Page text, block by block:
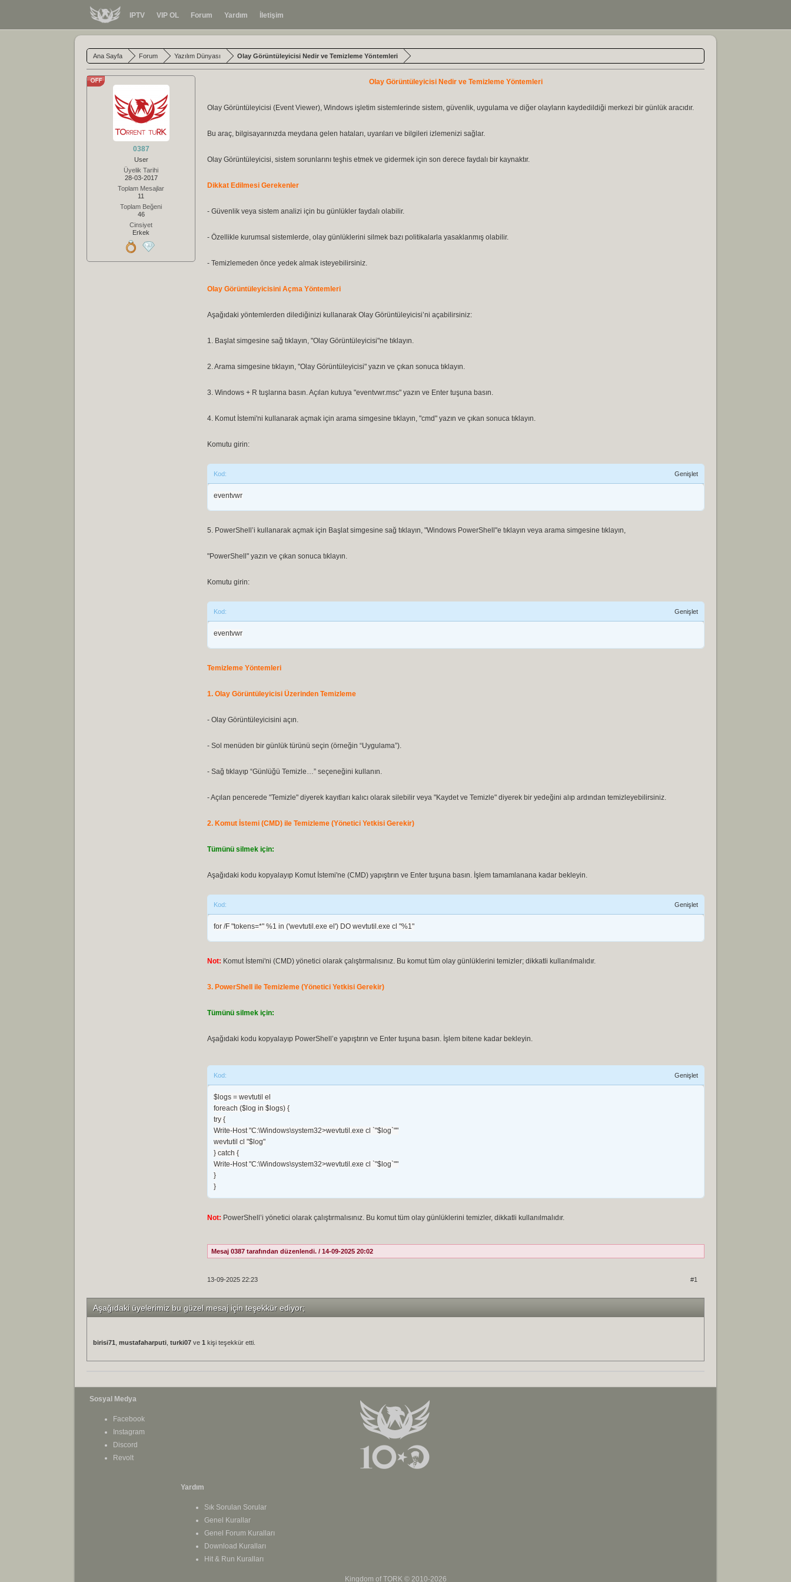
IPTV VIP OL Forum Yardım İletişim
Ana Sayfa Forum Yazılım Dünyası Olay Görüntüleyicisi Nedir ve Temizleme Yöntemleri
0387
User
Üyelik Tarihi
28-03-2017
Toplam Mesajlar
11
Toplam Beğeni
46
Cinsiyet
Erkek
Olay Görüntüleyicisi Nedir ve Temizleme Yöntemleri
Olay Görüntüleyicisi (Event Viewer), Windows işletim sistemlerinde sistem, güvenlik, uygulama ve diğer olayların kaydedildiği merkezi bir günlük aracıdır.
Bu araç, bilgisayarınızda meydana gelen hataları, uyarıları ve bilgileri izlemenizi sağlar.
Olay Görüntüleyicisi, sistem sorunlarını teşhis etmek ve gidermek için son derece faydalı bir kaynaktır.
Dikkat Edilmesi Gerekenler
- Güvenlik veya sistem analizi için bu günlükler faydalı olabilir.
- Özellikle kurumsal sistemlerde, olay günlüklerini silmek bazı politikalarla yasaklanmış olabilir.
- Temizlemeden önce yedek almak isteyebilirsiniz.
Olay Görüntüleyicisini Açma Yöntemleri
Aşağıdaki yöntemlerden dilediğinizi kullanarak Olay Görüntüleyicisi’ni açabilirsiniz:
1. Başlat simgesine sağ tıklayın, "Olay Görüntüleyicisi"ne tıklayın.
2. Arama simgesine tıklayın, "Olay Görüntüleyicisi" yazın ve çıkan sonuca tıklayın.
3. Windows + R tuşlarına basın. Açılan kutuya "eventvwr.msc" yazın ve Enter tuşuna basın.
4. Komut İstemi'ni kullanarak açmak için arama simgesine tıklayın, "cmd" yazın ve çıkan sonuca tıklayın.
Komutu girin:
Genişlet
Kod:
eventvwr
5. PowerShell’i kullanarak açmak için Başlat simgesine sağ tıklayın, "Windows PowerShell"e tıklayın veya arama simgesine tıklayın,
"PowerShell" yazın ve çıkan sonuca tıklayın.
Komutu girin:
Genişlet
Kod:
eventvwr
Temizleme Yöntemleri
1. Olay Görüntüleyicisi Üzerinden Temizleme
- Olay Görüntüleyicisini açın.
- Sol menüden bir günlük türünü seçin (örneğin “Uygulama”).
- Sağ tıklayıp “Günlüğü Temizle…” seçeneğini kullanın.
- Açılan pencerede "Temizle" diyerek kayıtları kalıcı olarak silebilir veya "Kaydet ve Temizle" diyerek bir yedeğini alıp ardından temizleyebilirsiniz.
2. Komut İstemi (CMD) ile Temizleme (Yönetici Yetkisi Gerekir)
Tümünü silmek için:
Aşağıdaki kodu kopyalayıp Komut İstemi'ne (CMD) yapıştırın ve Enter tuşuna basın. İşlem tamamlanana kadar bekleyin.
Genişlet
Kod:
for /F "tokens=*" %1 in ('wevtutil.exe el') DO wevtutil.exe cl "%1"
Not: Komut İstemi'ni (CMD) yönetici olarak çalıştırmalısınız. Bu komut tüm olay günlüklerini temizler; dikkatli kullanılmalıdır.
3. PowerShell ile Temizleme (Yönetici Yetkisi Gerekir)
Tümünü silmek için:
Aşağıdaki kodu kopyalayıp PowerShell’e yapıştırın ve Enter tuşuna basın. İşlem bitene kadar bekleyin.
Genişlet
Kod:
$logs = wevtutil el
foreach ($log in $logs) {
try {
Write-Host "C:\Windows\system32>wevtutil.exe cl `"$log`""
wevtutil cl "$log"
} catch {
Write-Host "C:\Windows\system32>wevtutil.exe cl `"$log`""
}
}
Not: PowerShell’i yönetici olarak çalıştırmalısınız. Bu komut tüm olay günlüklerini temizler, dikkatli kullanılmalıdır.
Mesaj 0387 tarafından düzenlendi. / 14-09-2025 20:02
#1
13-09-2025 22:23
Aşağıdaki üyelerimiz bu güzel mesaj için teşekkür ediyor;
birisi71 mustafaharputi turki07 ve 1 kişi teşekkür etti.
Sosyal Medya
Facebook
Instagram
Discord
Revolt
Yardım
Sık Sorulan Sorular
Genel Kurallar
Genel Forum Kuralları
Download Kuralları
Hit & Run Kuralları
Kingdom of TORK© 2010-2026